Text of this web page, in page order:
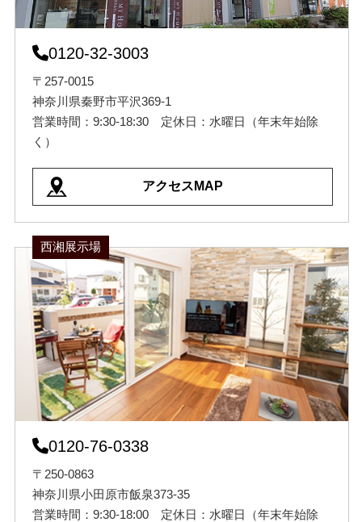
0120-32-3003
〒257-0015
神奈川県秦野市平沢369-1
営業時間：9:30-18:30 定休日：水曜日（年末年始除
く）
アクセスMAP
西湘展示場
0120-76-0338
〒250-0863
神奈川県小田原市飯泉373-35
営業時間：9:30-18:00 定休日：水曜日（年末年始除